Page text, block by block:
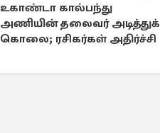
உகாண்டா கால்பந்து
அணியின் தலைவர் அடித்துக்
கொலை; ரசிகர்கள் அதிர்ச்சி